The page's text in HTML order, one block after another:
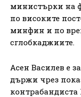
министърки на
по високите
минфин и по
сглобкаджиите.
Асен Василев е
държи чрез
контрабандиста